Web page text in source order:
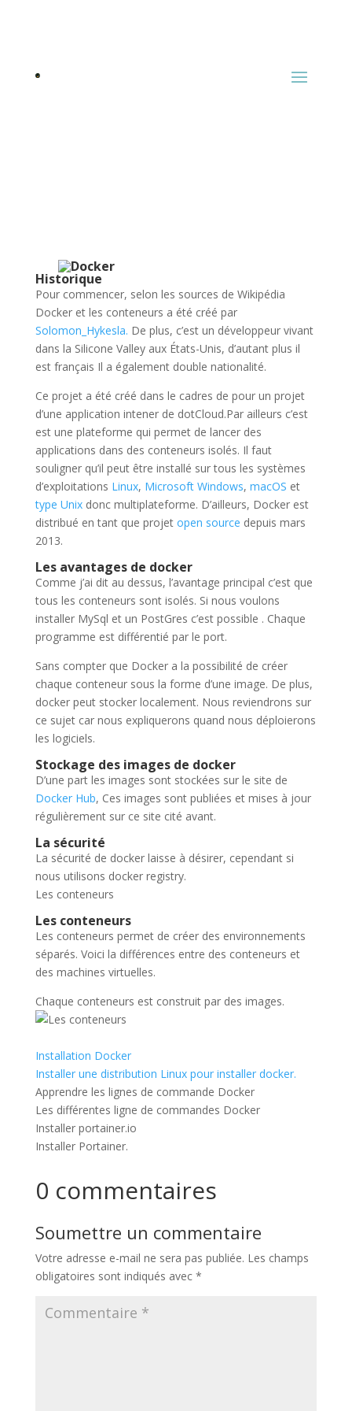
Historique
Pour commencer, selon les sources de Wikipédia
Docker et les conteneurs a été créé par
Solomon_Hykesla. De plus, c’est un développeur vivant
dans la Silicone Valley aux États-Unis, d’autant plus il
est français Il a également double nationalité.
Ce projet a été créé dans le cadres de pour un projet
d’une application intener de dotCloud.Par ailleurs c’est
est une plateforme qui permet de lancer des
applications dans des conteneurs isolés. Il faut
souligner qu’il peut être installé sur tous les systèmes
d’exploitations Linux, Microsoft Windows, macOS et
type Unixdonc multiplateforme. D’ailleurs, Docker est
distribué en tant que projet open source depuis mars
2013.
Les avantages de docker
Comme j’ai dit au dessus, l’avantage principal c’est que
tous les conteneurs sont isolés. Si nous voulons
installer MySql et un PostGres c’est possible . Chaque
programme est différentié par le port.
Sans compter que Docker a la possibilité de créer
chaque conteneur sous la forme d’une image. De plus,
docker peut stocker localement. Nous reviendrons sur
ce sujet car nous expliquerons quand nous déploierons
les logiciels.
Stockage des images de docker
D’une part les images sont stockées sur le site de
Docker Hub, Ces images sont publiées et mises à jour
régulièrement sur ce site cité avant.
La sécurité
La sécurité de docker laisse à désirer, cependant si
nous utilisons docker registry.
Les conteneurs
Les conteneurs
Les conteneurs permet de créer des environnements
séparés. Voici la différences entre des conteneurs et
des machines virtuelles.
Chaque conteneurs est construit par des images.
Installation Docker
Installer une distribution Linux pour installer docker.
Apprendre les lignes de commande Docker
Les différentes ligne de commandes Docker
Installer portainer.io
Installer Portainer.
0 commentaires
Soumettre un commentaire
Votre adresse e-mail ne sera pas publiée. Les champs
obligatoires sont indiqués avec *